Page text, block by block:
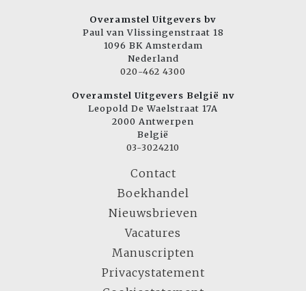
Overamstel Uitgevers bv
Paul van Vlissingenstraat 18
1096 BK Amsterdam
Nederland
020-462 4300
Overamstel Uitgevers België nv
Leopold De Waelstraat 17A
2000 Antwerpen
België
03-3024210
Contact
Boekhandel
Nieuwsbrieven
Vacatures
Manuscripten
Privacystatement